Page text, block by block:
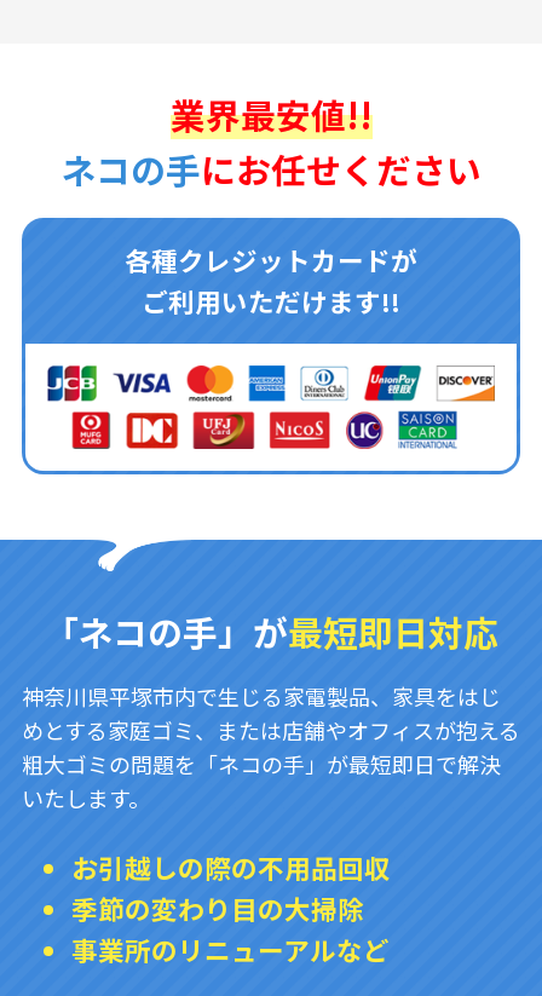
業界最安値!!
ネコの手にお任せください
各種クレジットカードが
ご利用いただけます!!
「ネコの手」が最短即日対応
神奈川県平塚市内で生じる家電製品、家具をはじ
めとする家庭ゴミ、または店舗やオフィスが抱える
粗大ゴミの問題を「ネコの手」が最短即日で解決
いたします。
お引越しの際の不用品回収
季節の変わり目の大掃除
事業所のリニューアルなど